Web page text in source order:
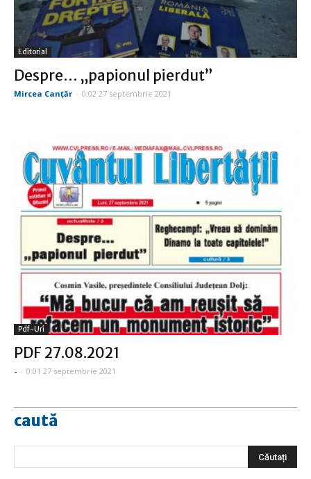
Editorial
Despre… „papionul pierdut”
Mircea Canţăr - 0:02 27 septembrie 2021
Pdf-Uri
PDF 27.08.2021
- - 0:01 27 septembrie 2021
caută